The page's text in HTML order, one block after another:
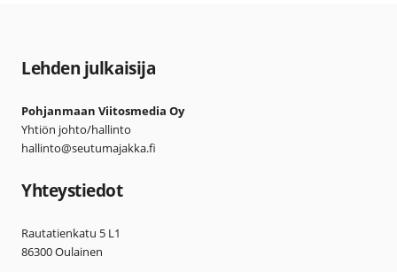
Lehden julkaisija
Pohjanmaan Viitosmedia Oy
Yhtiön johto/hallinto
hallinto@seutumajakka.fi
Yhteystiedot
Rautatienkatu 5 L1
86300 Oulainen